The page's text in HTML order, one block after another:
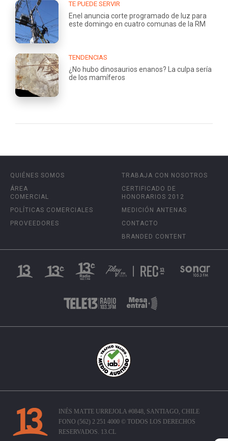
TE PUEDE SERVIR
Enel anuncia corte programado de luz para
este domingo en cuatro comunas de la RM
TENDENCIAS
¿No hubo dinosaurios enanos? La culpa sería
de los mamíferos
QUIÉNES SOMOS
ÁREA
COMERCIAL
POLÍTICAS COMERCIALES
PROVEEDORES
TRABAJA CON NOSOTROS
CERTIFICADO DE
HONORARIOS 2012
MEDICIÓN ANTENAS
CONTACTO
BRANDED CONTENT
INÉS MATTE URREJOLA #0848, SANTIAGO, CHILE
FONO (562) 2 251 4000 © TODOS LOS DERECHOS
RESERVADOS. 13.CL